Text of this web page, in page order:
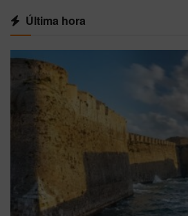
Última hora